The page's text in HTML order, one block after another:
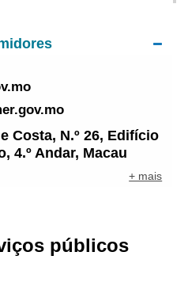
Costa, N.º 26, Edifício
4.º Andar, Macau
+ mais
públicos